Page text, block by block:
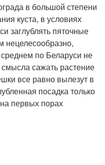
в большой степени
куста, в условиях
заглублять пяточные
нецелесообразно,
по Беларуси не
сажать растение
все равно вылезут в
посадка только
первых порах